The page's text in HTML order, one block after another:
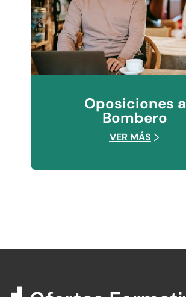
Oposiciones a
Bombero
VER MÁS